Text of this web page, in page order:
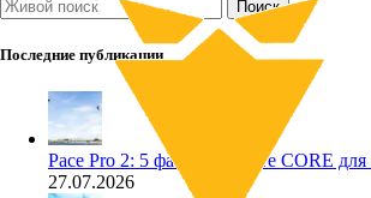
Поиск
Последние публикации
Pace Pro 2: 5 фактов о кайте CORE для
27.07.2026